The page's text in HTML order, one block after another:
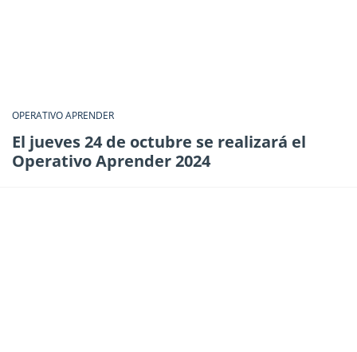
OPERATIVO APRENDER
El jueves 24 de octubre se realizará el
Operativo Aprender 2024